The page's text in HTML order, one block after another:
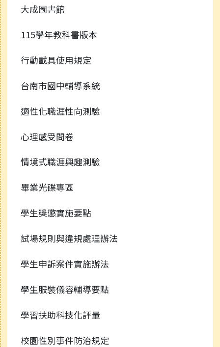
大成圖書館
115學年教科書版本
行動載具使用規定
台南市國中輔導系統
適性化職涯性向測驗
心理感受問卷
情境式職涯興趣測驗
畢業光碟專區
學生獎懲實施要點
試場規則與違規處理辦法
學生申訴案件實施辦法
學生服裝儀容輔導要點
學習扶助科技化評量
校園性別事件防治規定